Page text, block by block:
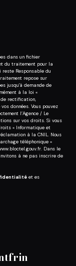
dans un fichier
du traitement pour la
Responsable du
repose sur
jusqu'à demande de
à la loi «
de rectification,
données. Vous pouvez
l’Agence / Le
sur vos droits. Si vous
« Informatique et
à la CNIL. Nous
téléphonique «
. Dans le
à ne pas inscrire de
et es